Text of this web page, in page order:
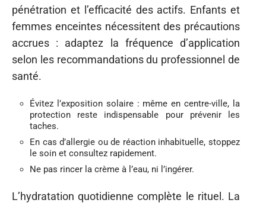
pénétration et l’efficacité des actifs. Enfants et
femmes enceintes nécessitent des précautions
accrues : adaptez la fréquence d’application
selon les recommandations du professionnel de
santé.
Évitez l’exposition solaire : même en centre-ville, la
protection reste indispensable pour prévenir les
taches.
En cas d’allergie ou de réaction inhabituelle, stoppez
le soin et consultez rapidement.
Ne pas rincer la crème à l’eau, ni l’ingérer.
L’hydratation quotidienne complète le rituel. La